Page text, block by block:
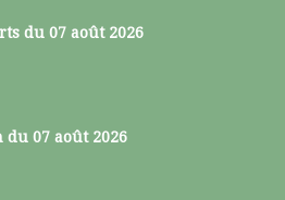
du 07 août 2026
du 07 août 2026